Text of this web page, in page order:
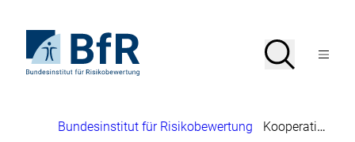
Seiteninhalt
springenStartseite
von
Suche
SucheMenü
Brotkrumennavigation
Bundesinstitut für Risikobewertung
Kooperation in der Forschung zu Produktionsketten der Wein- und Fruchtsaftherstellung sowie gartenbaulicher Kulturen stärkt den Verbraucherschutz